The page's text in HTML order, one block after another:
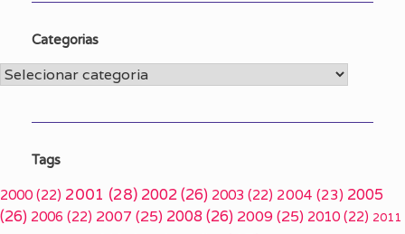
Categorias
Categorias
Tags
2000 (22) 2001 (28) 2002(26) 2003 (22) 2004 (23) 2005
(26) 2006 (22) 2007 (25) 2008(26) 2009(25) 2010 (22) 2011